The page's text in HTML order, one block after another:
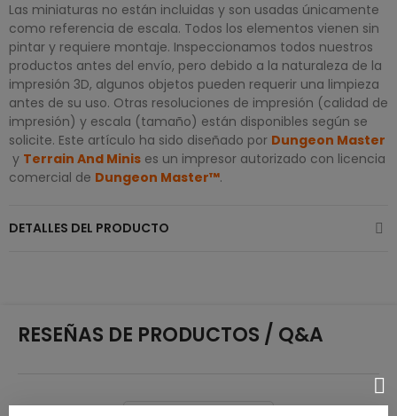
Las miniaturas no están incluidas y son usadas únicamente
como referencia de escala. Todos los elementos vienen sin
pintar y requiere montaje. Inspeccionamos todos nuestros
productos antes del envío, pero debido a la naturaleza de la
impresión 3D, algunos objetos pueden requerir una limpieza
antes de su uso. Otras resoluciones de impresión (calidad de
impresión) y escala (tamaño) están disponibles según se
solicite. Este artículo ha sido diseñado por Dungeon Master
y Terrain And Minis es un impresor autorizado con licencia
comercial de Dungeon Master™.
DETALLES DEL PRODUCTO
RESEÑAS DE PRODUCTOS / Q&A